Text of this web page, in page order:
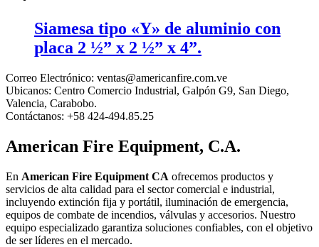
Siamesa tipo «Y» de aluminio con
placa 2 ½” x 2 ½” x 4”.
Correo Electrónico: ventas@americanfire.com.ve
Ubicanos: Centro Comercio Industrial, Galpón G9, San Diego,
Valencia, Carabobo.
Contáctanos: +58 424-494.85.25
American Fire Equipment, C.A.
En American Fire Equipment CA ofrecemos productos y
servicios de alta calidad para el sector comercial e industrial,
incluyendo extinción fija y portátil, iluminación de emergencia,
equipos de combate de incendios, válvulas y accesorios. Nuestro
equipo especializado garantiza soluciones confiables, con el objetivo
de ser líderes en el mercado.